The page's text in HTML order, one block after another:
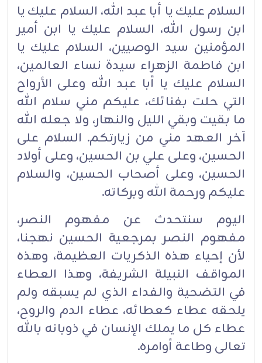
السلام عليك يا أبا عبد الله، السلام عليك يا
ابن رسول الله، السلام عليك يا ابن أمير
المؤمنين سيد الوصيين، السلام عليك يا
ابن فاطمة الزهراء سيدة نساء العالمين،
السلام عليك يا أبا عبد الله وعلى الأرواح
التي حلت بفنائك، عليكم مني سلام الله
ما بقيت وبقي الليل والنهار، ولا جعله الله
آخر العهد مني من زيارتكم. السلام على
الحسين، وعلى علي بن الحسين، وعلى أولاد
الحسين، وعلى أصحاب الحسين، والسلام
عليكم ورحمة الله وبركاته.
اليوم سنتحدث عن مفهوم النصر،
مفهوم النصر بمرجعية الحسين نهجنا،
لأن إحياء هذه الذكريات العظيمة، وهذه
المواقف النبيلة الشريفة، وهذا العطاء
في التضحية والفداء الذي لم يسبقه ولم
يلحقه عطاء كعطائه، عطاء الدم والروح،
عطاء كل ما يملك الإنسان في ذوبانه بالله
تعالى وطاعة أوامره.